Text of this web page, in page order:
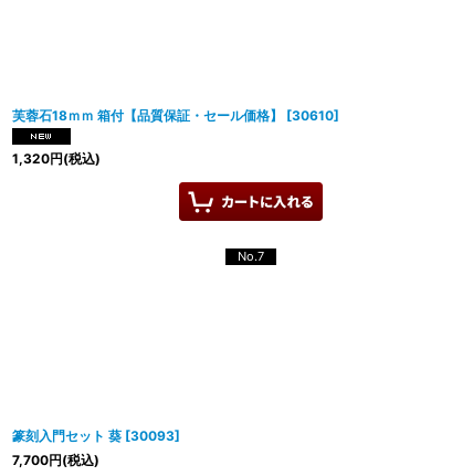
芙蓉石18ｍｍ 箱付【品質保証・セール価格】 [30610]
1,320円(税込)
No.7
篆刻入門セット 葵 [30093]
7,700円(税込)